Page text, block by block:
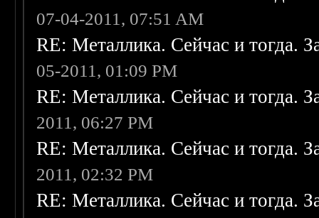
07-04-2011, 07:51 AM
RE: Металлика. Сейчас и тогда.
05-2011, 01:09 PM
RE: Металлика. Сейчас и тогда.
2011, 06:27 PM
RE: Металлика. Сейчас и тогда.
2011, 02:32 PM
RE: Металлика. Сейчас и тогда.